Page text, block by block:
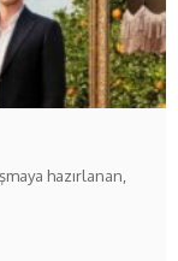
hazırlanan,